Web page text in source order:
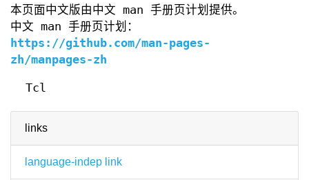
links
language-indep link
本页面中文版由中文 man 手册页计划提供。
中文 man 手册页计划：
https://github.com/man-pages-
zh/manpages-zh
Tcl